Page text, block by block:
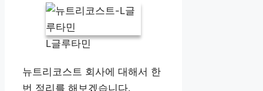
L글루타민
뉴트리코스트 회사에 대해서 한
번 정리를 해보겠습니다.